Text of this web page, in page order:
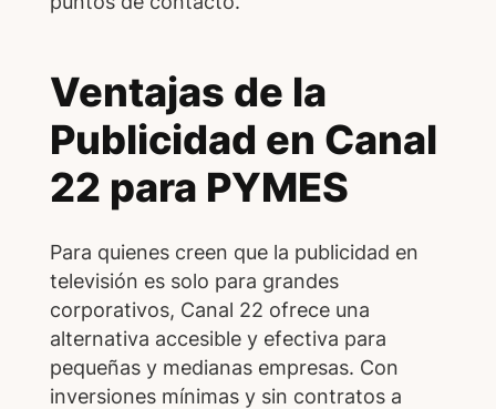
Ventajas de la
Publicidad en Canal
22 para PYMES
Para quienes creen que la publicidad en
televisión es solo para grandes
corporativos, Canal 22 ofrece una
alternativa accesible y efectiva para
pequeñas y medianas empresas. Con
inversiones mínimas y sin contratos a